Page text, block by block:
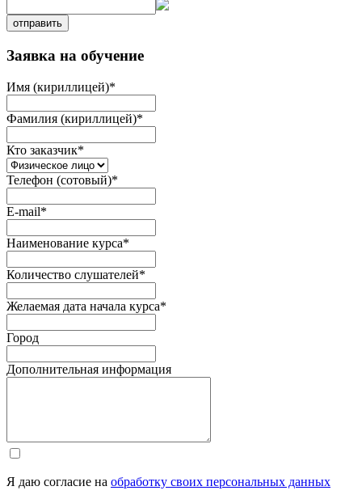
отправить
Заявка на обучение
Имя (кириллицей)*
Фамилия (кириллицей)*
Кто заказчик*
Телефон (сотовый)*
E-mail*
Наименование курса*
Количество слушателей*
Желаемая дата начала курса*
Город
Дополнительная информация
Я даю согласие на обработку своих персональных данных